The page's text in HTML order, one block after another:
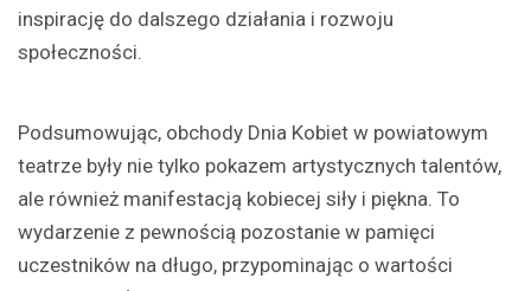
inspirację do dalszego działania i rozwoju
społeczności.
Podsumowując, obchody Dnia Kobiet w powiatowym
teatrze były nie tylko pokazem artystycznych talentów,
ale również manifestacją kobiecej siły i piękna. To
wydarzenie z pewnością pozostanie w pamięci
uczestników na długo, przypominając o wartości